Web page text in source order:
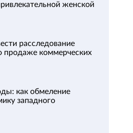
женской
расследование
коммерческих
как обмеление
западного